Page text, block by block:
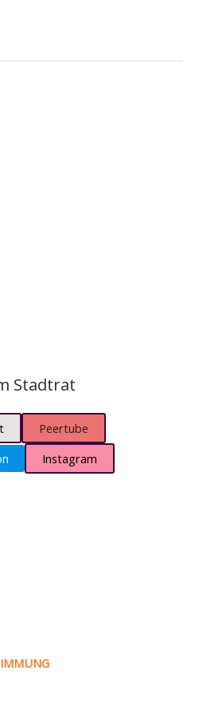
Stadtrat
Peertube
Instagram